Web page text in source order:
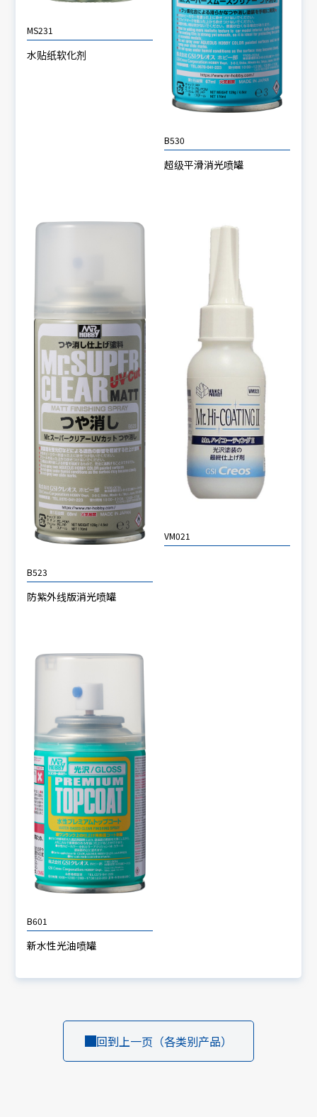
MS231
水贴纸软化剂
B530
超级平滑消光喷罐
B523
防紫外线版消光喷罐
VM021
B601
新水性光油喷罐
回到上一页（各类别产品）